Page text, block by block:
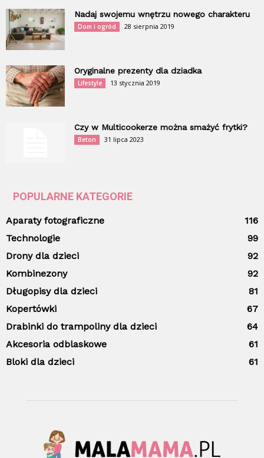
Nadaj swojemu wnętrzu nowego charakteru
Dom i ogród 28 sierpnia 2019
Oryginalne prezenty dla dziadka
Lifestyle 13 stycznia 2019
Czy w Multicookerze można smażyć frytki?
Beton 31 lipca 2023
POPULARNE KATEGORIE
Aparaty fotograficzne
116
Technologie
99
Drony dla dzieci
92
Kombinezony
92
Długopisy dla dzieci
81
Kopertówki
67
Drabinki do trampoliny dla dzieci
64
Akcesoria odblaskowe
61
Bloki dla dzieci
61